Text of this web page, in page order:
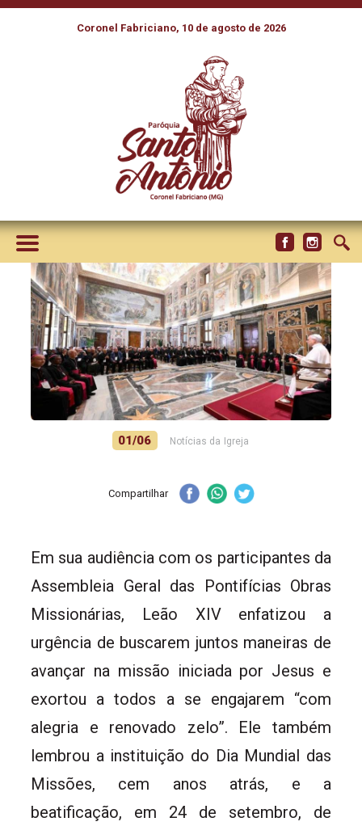
Coronel Fabriciano, 10 de agosto de 2026
O PAPA: PROMOVER UMA
ESPIRITUALIDADE
MISSIONÁRIA CADA VEZ
MAIS FERVOROSA
01/06 Notícias da Igreja
Compartilhar
Em sua audiência com os participantes da
Assembleia Geral das Pontifícias Obras
Missionárias, Leão XIV enfatizou a
urgência de buscarem juntos maneiras de
avançar na missão iniciada por Jesus e
exortou a todos a se engajarem “com
alegria e renovado zelo”. Ele também
lembrou a instituição do Dia Mundial das
Missões, cem anos atrás, e a
beatificação, em 24 de setembro, de